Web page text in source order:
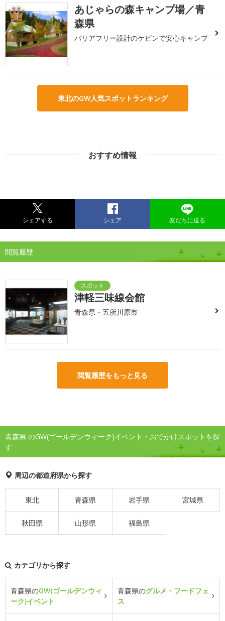
3
あじゃらの森キャンプ場／青
森県
バリアフリー設計のケビンで安心キャンプ
東北のGW人気スポットランキング
おすすめ情報
シェアする シェア 友だちに送る
閲覧履歴
津軽三味線会館
青森県・五所川原市
閲覧履歴をもっと見る
青森県 のGW(ゴールデンウィーク)イベント・おでかけスポットを探
す
周辺の都道府県から探す
東北 青森県 岩手県 宮城県
秋田県 山形県 福島県
カテゴリから探す
青森県のGW(ゴールデンウィ
ーク)イベント
青森県のグルメ・フードフェ
ス